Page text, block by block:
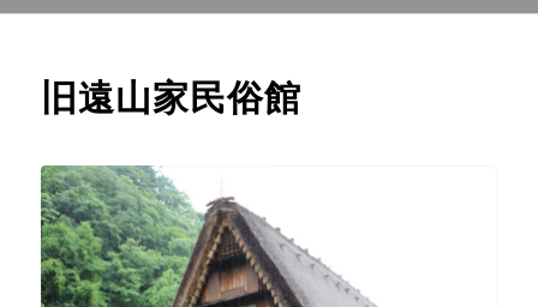
旧遠山家民俗館